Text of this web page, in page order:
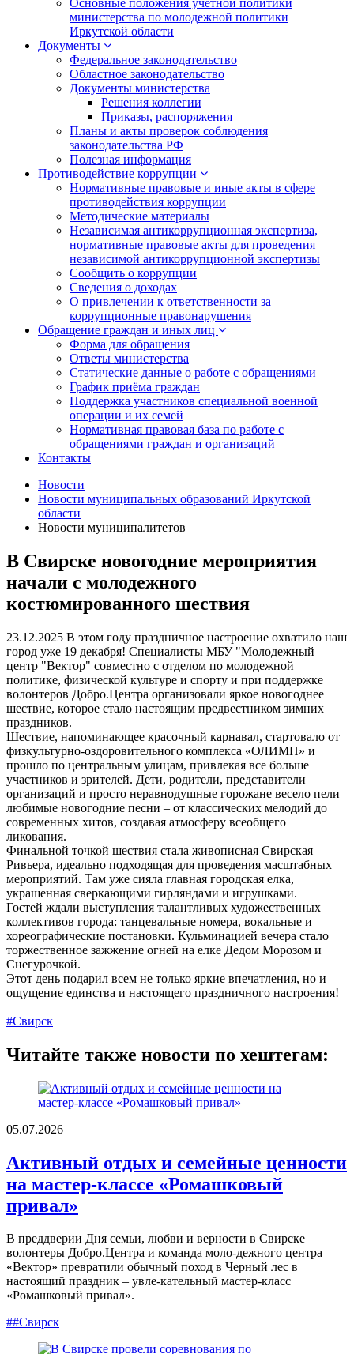
Основные положения учетной политики
министерства по молодежной политики
Иркутской области
Документы
Федеральное законодательство
Областное законодательство
Документы министерства
Решения коллегии
Приказы, распоряжения
Планы и акты проверок соблюдения
законодательства РФ
Полезная информация
Противодействие коррупции
Нормативные правовые и иные акты в сфере
противодействия коррупции
Методические материалы
Независимая антикоррупционная экспертиза,
нормативные правовые акты для проведения
независимой антикоррупционной экспертизы
Сообщить о коррупции
Сведения о доходах
О привлечении к ответственности за
коррупционные правонарушения
Обращение граждан и иных лиц
Форма для обращения
Ответы министерства
Статические данные о работе с обращениями
График приёма граждан
Поддержка участников специальной военной
операции и их семей
Нормативная правовая база по работе с
обращениями граждан и организаций
Контакты
Новости
Новости муниципальных образований Иркутской
области
Новости муниципалитетов
В Свирске новогодние мероприятия
начали с молодежного
костюмированного шествия
23.12.2025 В этом году праздничное настроение охватило наш
город уже 19 декабря! Специалисты МБУ "Молодежный
центр "Вектор" совместно с отделом по молодежной
политике, физической культуре и спорту и при поддержке
волонтеров Добро.Центра организовали яркое новогоднее
шествие, которое стало настоящим предвестником зимних
праздников.
Шествие, напоминающее красочный карнавал, стартовало от
физкультурно-оздоровительного комплекса «ОЛИМП» и
прошло по центральным улицам, привлекая все больше
участников и зрителей. Дети, родители, представители
организаций и просто неравнодушные горожане весело пели
любимые новогодние песни – от классических мелодий до
современных хитов, создавая атмосферу всеобщего
ликования.
Финальной точкой шествия стала живописная Свирская
Ривьера, идеально подходящая для проведения масштабных
мероприятий. Там уже сияла главная городская елка,
украшенная сверкающими гирляндами и игрушками.
Гостей ждали выступления талантливых художественных
коллективов города: танцевальные номера, вокальные и
хореографические постановки. Кульминацией вечера стало
торжественное зажжение огней на елке Дедом Морозом и
Снегурочкой.
Этот день подарил всем не только яркие впечатления, но и
ощущение единства и настоящего праздничного настроения!
#Свирск
Читайте также новости по хештегам:
05.07.2026
Активный отдых и семейные ценности
на мастер-классе «Ромашковый
привал»
В преддверии Дня семьи, любви и верности в Свирске
волонтеры Добро.Центра и команда моло-дежного центра
«Вектор» превратили обычный поход в Черный лес в
настоящий праздник – увле-кательный мастер-класс
«Ромашковый привал».
##Свирск